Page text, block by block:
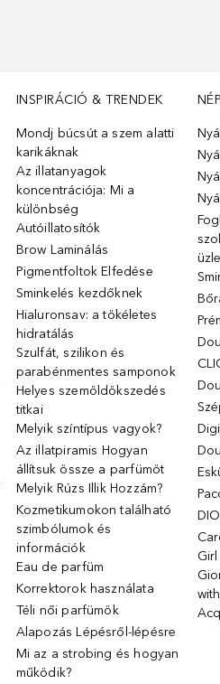
INSPIRÁCIÓ & TRENDEK
Mondj búcsút a szem alatti
karikáknak
Az illatanyagok
koncentrációja: Mi a
különbség
Autóillatosítók
Brow Laminálás
Pigmentfoltok Elfedése
Sminkelés kezdőknek
Hialuronsav: a tökéletes
hidratálás
Szulfát, szilikon és
parabénmentes samponok
Helyes szemöldökszedés
titkai
Melyik színtípus vagyok?
Az illatpiramis Hogyan
állítsuk össze a parfümöt
Melyik Rúzs Illik Hozzám?
Kozmetikumokon található
szimbólumok és
információk
Eau de parfüm
Korrektorok használata
Téli női parfümök
Alapozás Lépésről-lépésre
Mi az a strobing és hogyan
működik?
Girl